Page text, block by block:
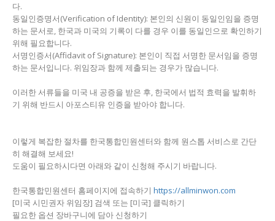
다.
동일인증명서(Verification of Identity): 본인의 신원이 동일인임을 증명
하는 문서로, 한국과 미국의 기록이 다를 경우 이를 동일인으로 확인하기
위해 필요합니다.
서명인증서(Affidavit of Signature): 본인이 직접 서명한 문서임을 증명
하는 문서입니다. 위임장과 함께 제출되는 경우가 많습니다.
이러한 서류들을 미국 내 공증을 받은 후, 한국에서 법적 효력을 발휘하
기 위해 반드시 아포스티유 인증을 받아야 합니다.
이렇게 복잡한 절차를 한국통합민원센터와 함께 원스톱 서비스로 간단
히 해결해 보세요!
도움이 필요하시다면 아래와 같이 신청해 주시기 바랍니다.
한국통합민원센터 홈페이지에 접속하기 https://allminwon.com
[미국 시민권자 위임장] 검색 또는 [미국] 클릭하기
필요한 옵션 장바구니에 담아 신청하기